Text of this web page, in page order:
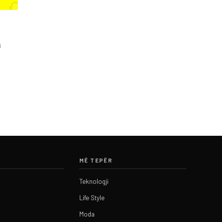
MË TEPËR
Teknologji
Life Style
Moda